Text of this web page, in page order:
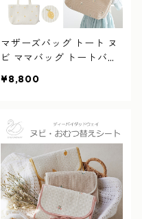
マザーズバッグ トート ヌ
ビ ママバッグ トートバッ
きめ 軽量 おしゃれ 肩掛け
イダッドウェイ
¥8,800